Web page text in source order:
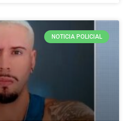
NOTICIA POLICIAL